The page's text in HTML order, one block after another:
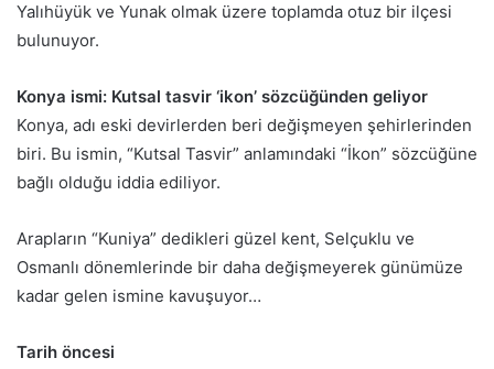
Yalıhüyük ve Yunak olmak üzere toplamda otuz bir ilçesi
bulunuyor.
Konya ismi: Kutsal tasvir ‘ikon’ sözcüğünden geliyor
Konya, adı eski devirlerden beri değişmeyen şehirlerinden
biri. Bu ismin, “Kutsal Tasvir” anlamındaki “İkon” sözcüğüne
bağlı olduğu iddia ediliyor.
Arapların “Kuniya” dedikleri güzel kent, Selçuklu ve
Osmanlı dönemlerinde bir daha değişmeyerek günümüze
kadar gelen ismine kavuşuyor…
Tarih öncesi